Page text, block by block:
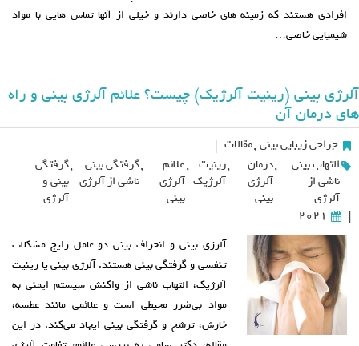
افرادی هستند که زمینه های خاصی دارند و خیلی از آنها تماس هایی با مواد
شیمیایی خاصی…
آلرژی بینی (رینیت آلرژیک) چیست؟ علائم آلرژی بینی و راه
های درمان آن
جراحی زیبایی بینی ,مقالات |
التهاب بینی
ناشی از
آلرژی
,درمان
آلرژی
بینی
,رینیت
آلرژیک
,علائم
آلرژی
بینی
,گرفتگی بینی
ناشی از آلرژی
,گرفتگی
بینی و
آلرژی
|
2021
آلرژی بینی و انحراف بینی دو عامل رایج مشکلات
تنفسی و گرفتگی بینی هستند. آلرژی بینی یا رینیت
آلرژیک، التهاب ناشی از واکنش سیستم ایمنی به
مواد بی‌ضرر محیطی است و علائمی مانند عطسه،
خارش، ترشح و گرفتگی بینی ایجاد می‌کند. در این